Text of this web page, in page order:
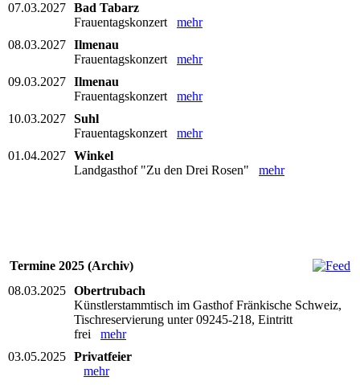
07.03.2027 Bad Tabarz
Frauentagskonzert mehr
08.03.2027 Ilmenau
Frauentagskonzert mehr
09.03.2027 Ilmenau
Frauentagskonzert mehr
10.03.2027 Suhl
Frauentagskonzert mehr
01.04.2027 Winkel
Landgasthof "Zu den Drei Rosen" mehr
Termine 2025 (Archiv)
08.03.2025 Obertrubach
Künstlerstammtisch im Gasthof Fränkische Schweiz,
Tischreservierung unter 09245-218, Eintritt
frei mehr
03.05.2025 Privatfeier
mehr